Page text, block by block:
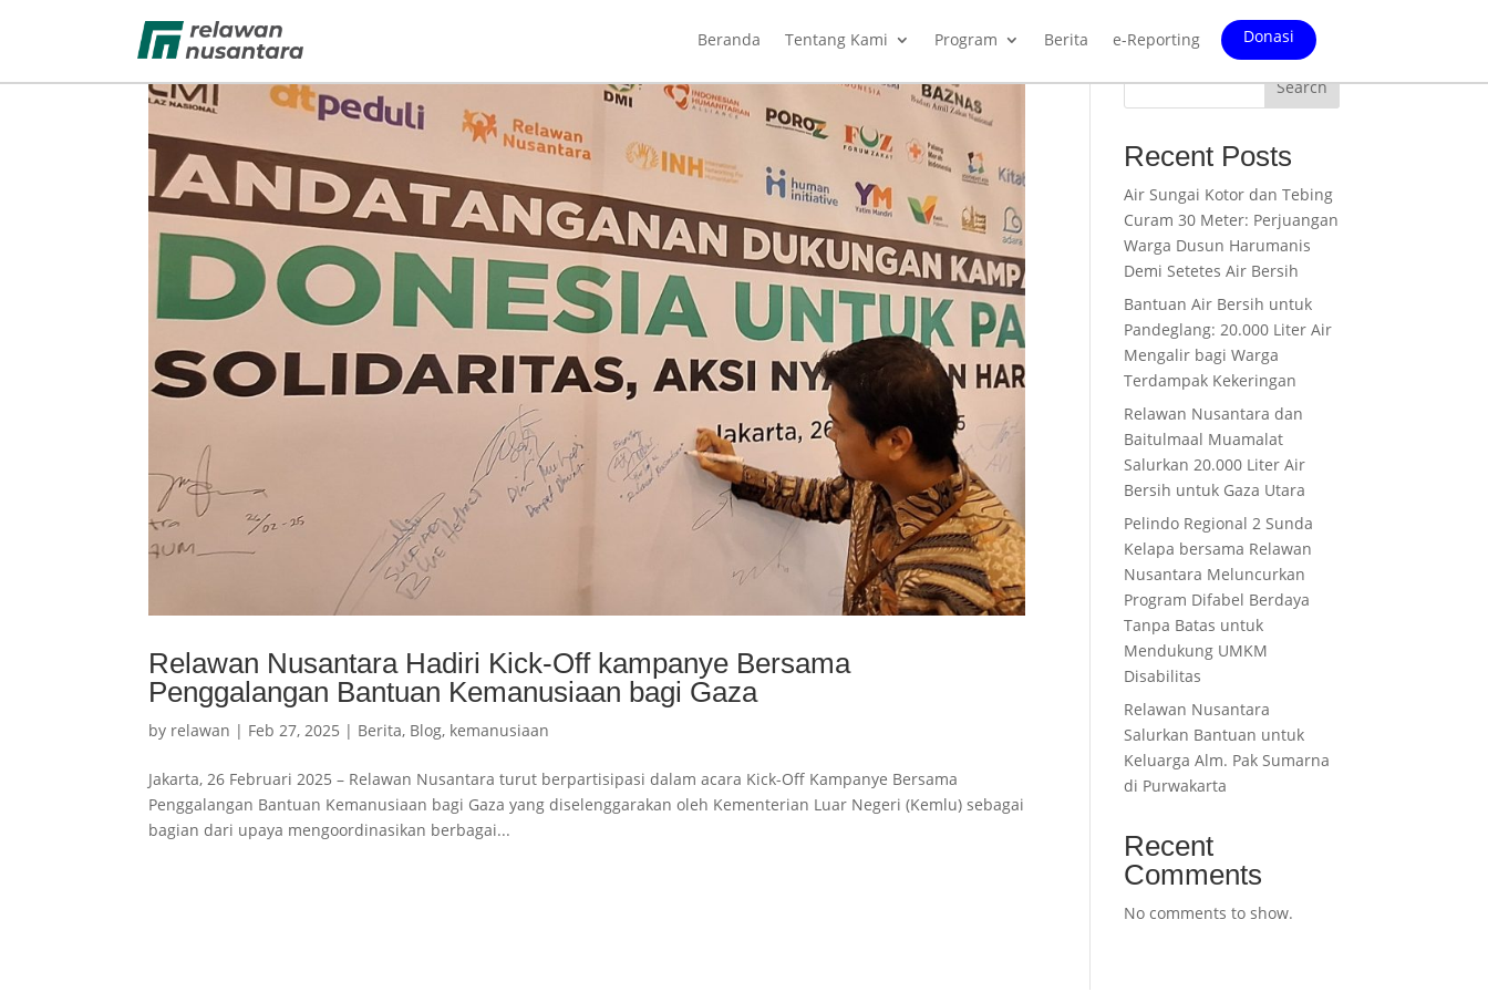
Beranda Tentang Kami Program Berita e-Reporting Donasi
Relawan Nusantara Hadiri Kick-Off kampanye Bersama
Penggalangan Bantuan Kemanusiaan bagi Gaza
by relawan | Feb 27, 2025 | Berita, Blog, kemanusiaan
Jakarta, 26 Februari 2025 – Relawan Nusantara turut berpartisipasi dalam acara Kick-Off Kampanye Bersama
Penggalangan Bantuan Kemanusiaan bagi Gaza yang diselenggarakan oleh Kementerian Luar Negeri (Kemlu) sebagai
bagian dari upaya mengoordinasikan berbagai...
Search
Recent Posts
Air Sungai Kotor dan Tebing
Curam 30 Meter: Perjuangan
Warga Dusun Harumanis
Demi Setetes Air Bersih
Bantuan Air Bersih untuk
Pandeglang: 20.000 Liter Air
Mengalir bagi Warga
Terdampak Kekeringan
Relawan Nusantara dan
Baitulmaal Muamalat
Salurkan 20.000 Liter Air
Bersih untuk Gaza Utara
Pelindo Regional 2 Sunda
Kelapa bersama Relawan
Nusantara Meluncurkan
Program Difabel Berdaya
Tanpa Batas untuk
Mendukung UMKM
Disabilitas
Relawan Nusantara
Salurkan Bantuan untuk
Keluarga Alm. Pak Sumarna
di Purwakarta
Recent
Comments
No comments to show.